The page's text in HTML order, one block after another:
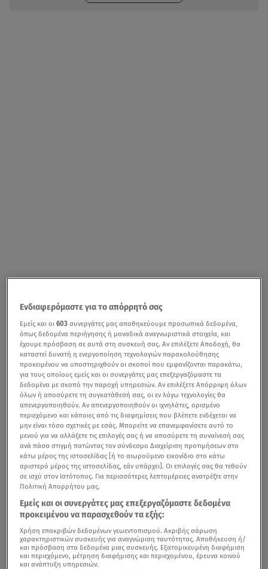
Ενδιαφερόμαστε για το απόρρητό σας
Εμείς και οι603 συνεργάτες μας αποθηκεύουμε προσωπικά δεδομένα,
όπως δεδομένα περιήγησης ή μοναδικά αναγνωριστικά στοιχεία, και
έχουμε πρόσβαση σε αυτά στη συσκευή σας. Αν επιλέξετε Αποδοχή, θα
καταστεί δυνατή η ενεργοποίηση τεχνολογιών παρακολούθησης
προκειμένου να υποστηριχθούν οι σκοποί που εμφανίζονται παρακάτω,
για τους οποίους εμείς και οι συνεργάτες μας επεξεργαζόμαστε τα
δεδομένα με σκοπό την παροχή υπηρεσιών. Αν επιλέξετε Απόρριψη όλων
όλων ή αποσύρετε τη συγκατάθεσή σας, οι εν λόγω τεχνολογίες θα
απενεργοποιηθούν. Αν απενεργοποιηθούν οι ιχνηλάτες, ορισμένο
περιεχόμενο και κάποιες από τις διαφημίσεις που βλέπετε ενδέχεται να
μην είναι τόσο σχετικές με εσάς. Μπορείτε να επανεμφανίσετε αυτό το
μενού για να αλλάξετε τις επιλογές σας ή να αποσύρετε τη συναίνεσή σας
ανά πάσα στιγμή πατώντας τον σύνδεσμο Διαχείριση προτιμήσεων στο
κάτω μέρος της ιστοσελίδας [ή το αιωρούμενο εικονίδιο στο κάτω
αριστερό μέρος της ιστοσελίδας, εάν υπάρχει]. Οι επιλογές σας θα τεθούν
σε ισχύ στον Ιστότοπος. Για περισσότερες λεπτομέρειες ανατρέξτε στην
Πολιτική Απορρήτου μας.
Εμείς και οι συνεργάτες μας επεξεργαζόμαστε δεδομένα
προκειμένου να παρασχεθούν τα εξής:
Χρήση επακριβών δεδομένων γεωεντοπισμού. Ακριβής σάρωση
χαρακτηριστικών συσκευής για αναγνώριση ταυτότητας. Αποθήκευση ή/
και πρόσβαση στα δεδομένα μιας συσκευής. Εξατομικευμένη διαφήμιση
και περιεχόμενο, μέτρηση διαφήμισης και περιεχομένου, έρευνα κοινού
και ανάπτυξη υπηρεσιών.